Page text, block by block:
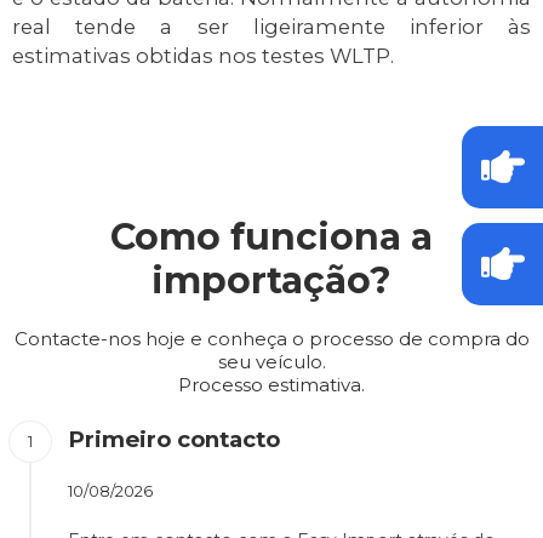
real tende a ser ligeiramente inferior às
estimativas obtidas nos testes WLTP.
Como funciona a
importação?
Contacte-nos hoje e conheça o processo de compra do
seu veículo.
Processo estimativa.
Primeiro contacto
10/08/2026